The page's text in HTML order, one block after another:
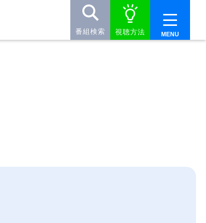
番組検索 視聴方法